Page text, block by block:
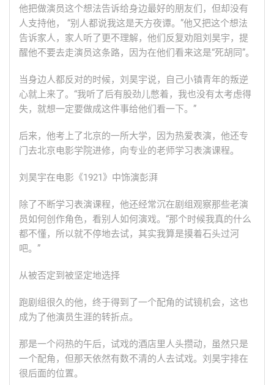
他把做演员这个想法告诉给身边最好的朋友们，但却没有
人支持他， “别人都说我这是天方夜谭。”他又把这个想法
告诉家人，家人听了更不理解，他们反复劝阻刘昊宇，提
醒他不要去走演员这条路，因为在他们看来这是“死胡同”。
当身边人都反对的时候，刘昊宇说，自己小镇青年的叛逆
心就上来了。“我听了后有股劲儿憋着，我也没有太考虑得
失，就想一定要做成这件事给他们看一下。”
后来，他考上了北京的一所大学，因为热爱表演，他还专
门去北京电影学院进修，向专业的老师学习表演课程。
刘昊宇在电影《1921》中饰演彭湃
除了不断学习表演课程，他还经常沉在剧组观察那些老演
员如何创作角色，看别人如何演戏。“那个时候我真的什么
都不懂，所以就不停地去试，其实我算是摸着石头过河
吧。”
从被否定到被坚定地选择
跑剧组很久的他，终于得到了一个配角的试镜机会，这也
成为了他演员生涯的转折点。
那是一个闷热的午后，试戏的酒店里人头攒动，虽然只是
一个配角，但那天依然有数不清的人去试戏。刘昊宇排在
很后面的位置。